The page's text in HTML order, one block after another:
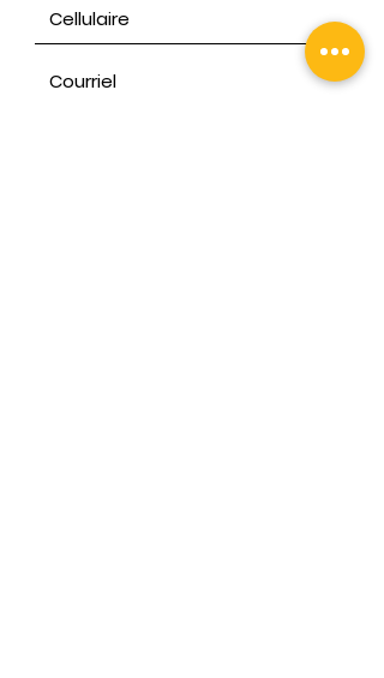
Accès aux équipements
requises pour assister aux